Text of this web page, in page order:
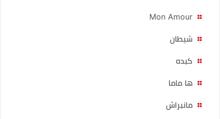
Mon Amour
شيطان
كبده
ها ماما
مانبراش